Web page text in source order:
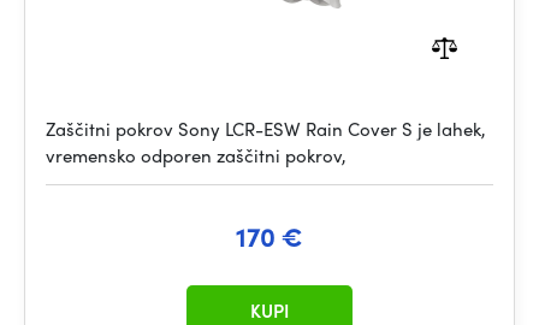
Zaščitni pokrov Sony LCR-ESW Rain Cover S je lahek,
vremensko odporen zaščitni pokrov,
170 €
KUPI